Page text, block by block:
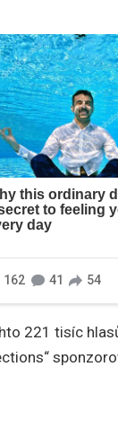
221 tisíc